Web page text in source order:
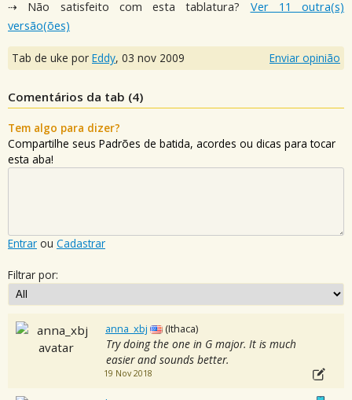
⇢ Não satisfeito com esta tablatura? Ver 11 outra(s)
versão(ões)
Tab de uke por Eddy, 03 nov 2009 Enviar opinião
Comentários da tab (4)
Tem algo para dizer?
Compartilhe seus Padrões de batida, acordes ou dicas para tocar
esta aba!
Entrar ou Cadastrar
Filtrar por:
anna_xbj (Ithaca)
Try doing the one in G major. It is much
easier and sounds better.
19 Nov 2018